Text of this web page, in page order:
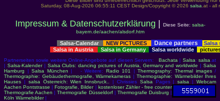
Saturday, 08-Aug-2026 06:55:11 CEST Design/Copyright © 2026 salsa .at - all
Impressum & Datenschutzerklärung Diese Seite: salsa-
bayern.de/aachen/alsdorf.htm
Salsa-Calendar NEW PICTURES Dance partners
Salsa
Salsa in Austria
Salsa in Germany Salsa worldwide
Partnerseiten sowie weitere Online-Angebote auf diesen Servern: Bachata | Salsa:salsa .at
| Salsa-Kalender| Salsa Clubs: dancing pictures of Austria, Germany and worldwide |Salsa
Hamburg |Salsa München | - Weitere: Radio 101 |Thermography: Thermal images/
Thermographie: Gebäudethermografie, Wärmekameras | Thermographie: Wärmebilder Ihres
Hauses | salsa Österreich: Wien Innsbruck.. | Chrissies Salsa Pages |salsa |Webcam
Aachen Pontstrasse |Fotografie, Bilder| kostenloser Zähler - free counter
Thermografie Aachen |Thermografie Düsseldorf| Thermografie Duisburg |
Köln Wärmebilder|